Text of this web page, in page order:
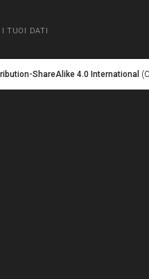
I TUOI DATI
ShareAlike 4.0 International